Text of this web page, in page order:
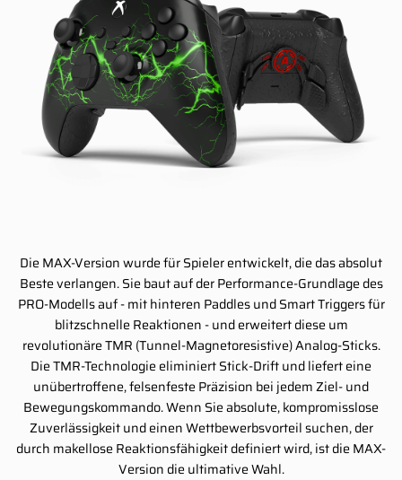
Die MAX-Version wurde für Spieler entwickelt, die das absolut
Beste verlangen. Sie baut auf der Performance-Grundlage des
PRO-Modells auf - mit hinteren Paddles und Smart Triggers für
blitzschnelle Reaktionen - und erweitert diese um
revolutionäre TMR (Tunnel-Magnetoresistive) Analog-Sticks.
Die TMR-Technologie eliminiert Stick-Drift und liefert eine
unübertroffene, felsenfeste Präzision bei jedem Ziel- und
Bewegungskommando. Wenn Sie absolute, kompromisslose
Zuverlässigkeit und einen Wettbewerbsvorteil suchen, der
durch makellose Reaktionsfähigkeit definiert wird, ist die MAX-
Version die ultimative Wahl.